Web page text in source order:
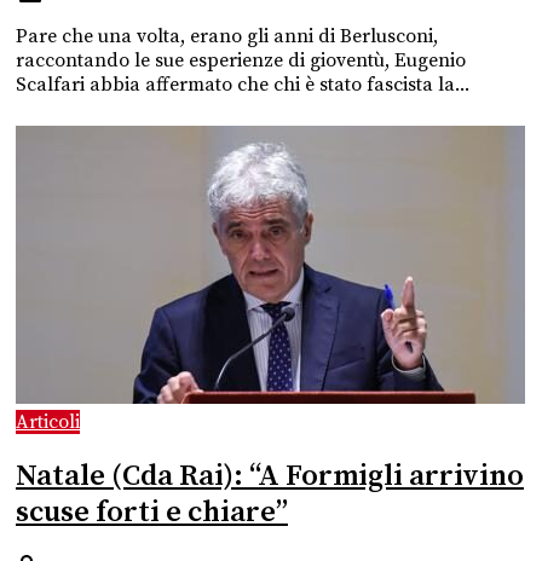
Pare che una volta, erano gli anni di Berlusconi,
raccontando le sue esperienze di gioventù, Eugenio
Scalfari abbia affermato che chi è stato fascista la...
Articoli
Natale (Cda Rai): “A Formigli arrivino
scuse forti e chiare”